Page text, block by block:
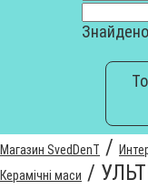
Магазин SvedDenT /
Керамічні маси /